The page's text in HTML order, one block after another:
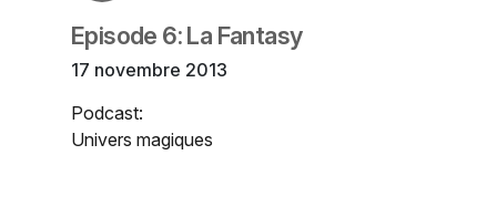
Episode 6: La Fantasy
17 novembre 2013
Podcast:
Univers magiques